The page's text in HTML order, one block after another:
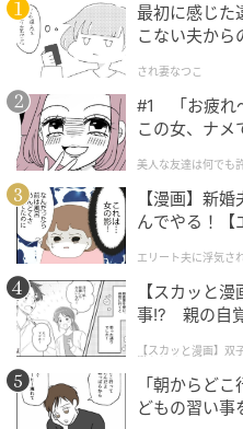
ツインルームは5室で、定
6,200円／泊〜、2名9,700
最初に感じた
こない夫から
され妻なつこ
#1 「お疲れ
この女、ナメ
美人な友達は何でも
【漫画】新
んでやる！【
エリート夫に浮気さ
【スカッと
事!? 親の自覚
【スカッと漫画】
懲らしめた話
「朝からど
どもの習い事